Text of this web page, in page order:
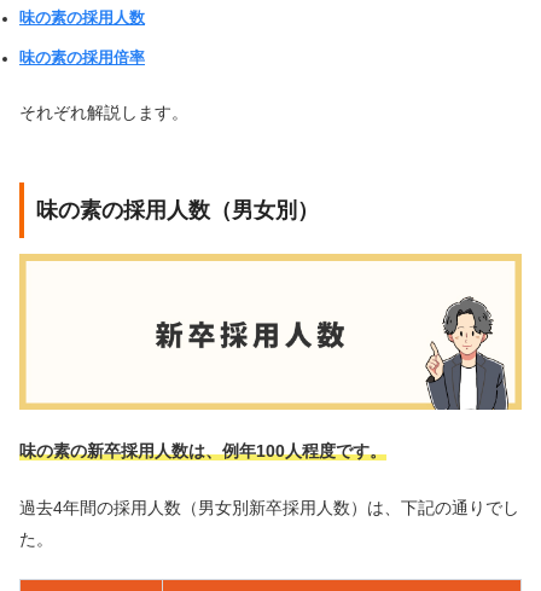
味の素の採用人数
味の素の採用倍率
それぞれ解説します。
味の素の採用人数（男女別）
味の素の新卒採用人数は、例年100人程度です。
過去4年間の採用人数（男女別新卒採用人数）は、下記の通りでし
た。